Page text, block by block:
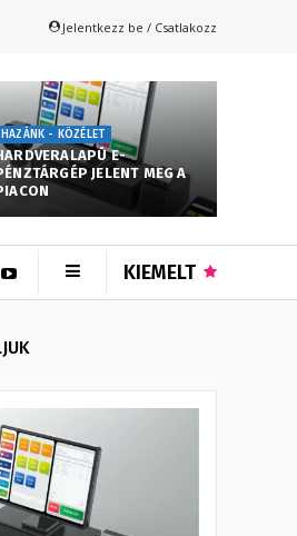
Jelentkezz be / Csatlakozz
HAZÁNK - KÖZÉLET
E-
JELENT MEG A
KIEMELT